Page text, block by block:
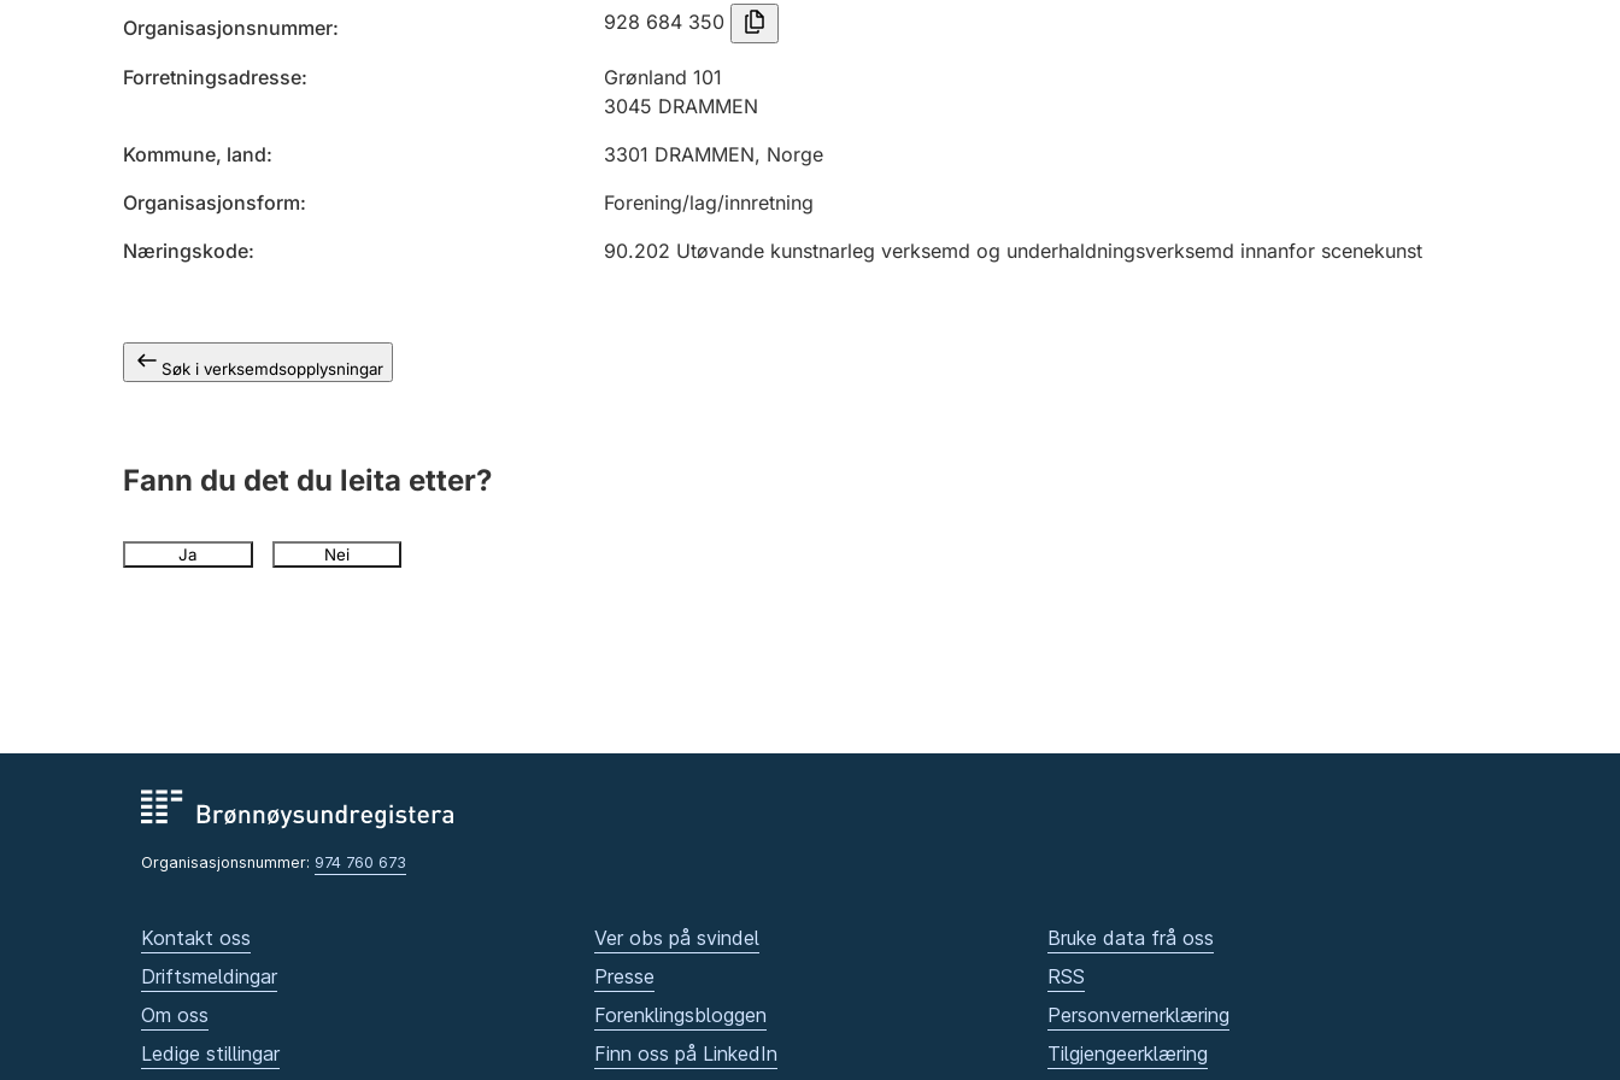
Organisasjonsnummer 928 684 350
Forretningsadresse
Grønland 101
3045 DRAMMEN
Kommune, land
3301 DRAMMEN, Norge
Organisasjonsform
Forening/lag/innretning
Næringskode
90.202 Utøvande kunstnarleg verksemd og underhaldningsverksemd innanfor scenekunst
Søk i verksemdsopplysningar
Fann du det du leita etter?
Ja Nei
Organisasjonsnummer: 974 760 673
Kontakt oss
Driftsmeldingar
Om oss
Ledige stillingar
Ver obs på svindel
Presse
Forenklingsbloggen
Finn oss på LinkedIn
Bruke data frå oss
RSS
Personvernerklæring
Tilgjengeerklæring